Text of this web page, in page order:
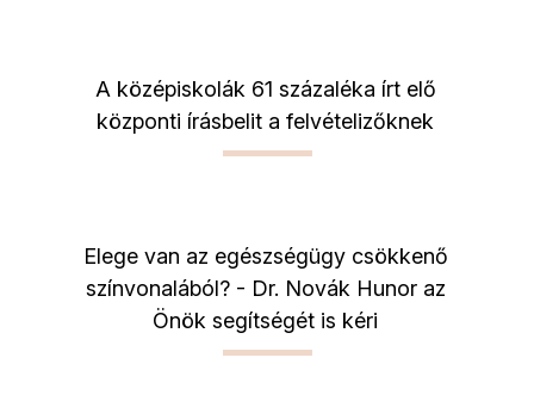
A középiskolák 61 százaléka írt elő
központi írásbelit a felvételizőknek
Elege van az egészségügy csökkenő
színvonalából? - Dr. Novák Hunor az
Önök segítségét is kéri